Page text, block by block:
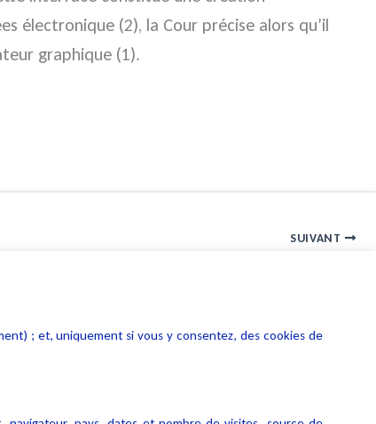
électronique (2), la Cour précise alors qu’il
graphique (1).
SUIVANT
; et, uniquement si vous y consentez, des cookies de